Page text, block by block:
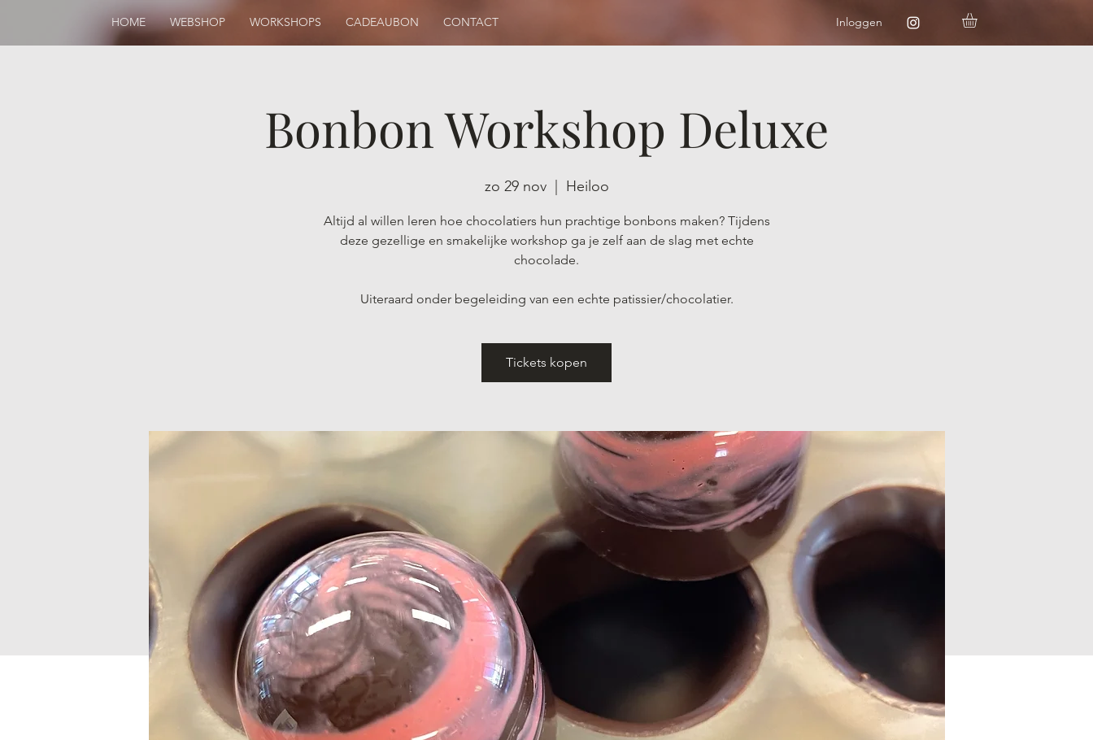
HOME WEBSHOP WORKSHOPS CADEAUBON CONTACT Inloggen
Bonbon Workshop Deluxe
zo 29 nov
  |
Heiloo
Altijd al willen leren hoe chocolatiers hun prachtige bonbons maken? Tijdens
deze gezellige en smakelijke workshop ga je zelf aan de slag met echte
chocolade.
Uiteraard onder begeleiding van een echte patissier/chocolatier.
Tickets kopen